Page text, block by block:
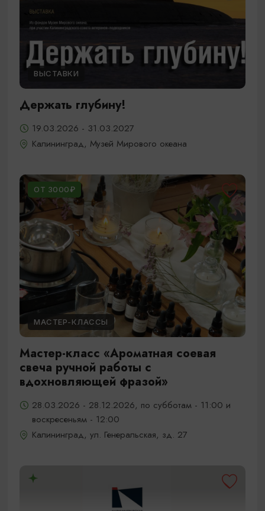
ВЫСТАВКИ
Держать глубину!
19.03.2026 - 31.03.2027
Калининград, Музей Мирового океана
ОТ 3000₽
МАСТЕР-КЛАССЫ
Мастер-класс «Ароматная соевая
свеча ручной работы с
вдохновляющей фразой»
28.03.2026 - 28.12.2026, по субботам - 11:00 и
воскресеньям - 12:00
Калининград, ул. Генеральская, зд. 27